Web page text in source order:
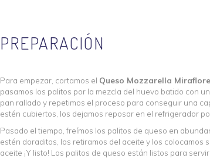
PREPARACIÓN
Para empezar, cortamos el Queso Mozzarella
pasamos los palitos por la mezcla del huevo batido con
pan rallado y repetimos el proceso para conseguir una
estén cubiertos, los dejamos reposar en el refrigerador
Pasado el tiempo, freímos los palitos de queso en
estén doraditos, los retiramos del aceite y los
aceite ¡Y listo! Los palitos de queso están listos para